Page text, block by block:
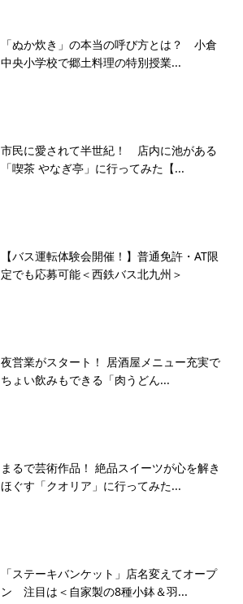
「ぬか炊き」の本当の呼び方とは？ 小倉
中央小学校で郷土料理の特別授業...
市民に愛されて半世紀！ 店内に池がある
「喫茶 やなぎ亭」に行ってみた【...
【バス運転体験会開催！】普通免許・AT限
定でも応募可能＜西鉄バス北九州＞
夜営業がスタート！ 居酒屋メニュー充実で
ちょい飲みもできる「肉うどん...
まるで芸術作品！ 絶品スイーツが心を解き
ほぐす「クオリア」に行ってみた...
「ステーキバンケット」店名変えてオープ
ン 注目は＜自家製の8種小鉢＆羽...